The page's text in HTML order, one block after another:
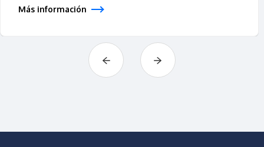
Más información